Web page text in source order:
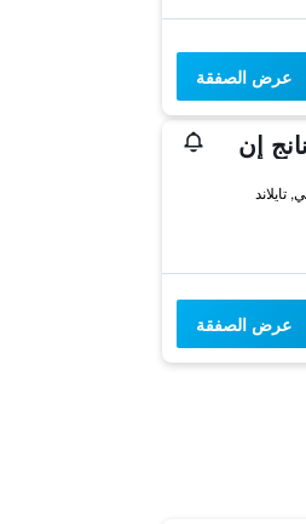
عرض الصفقة
إن
عرض الصفقة